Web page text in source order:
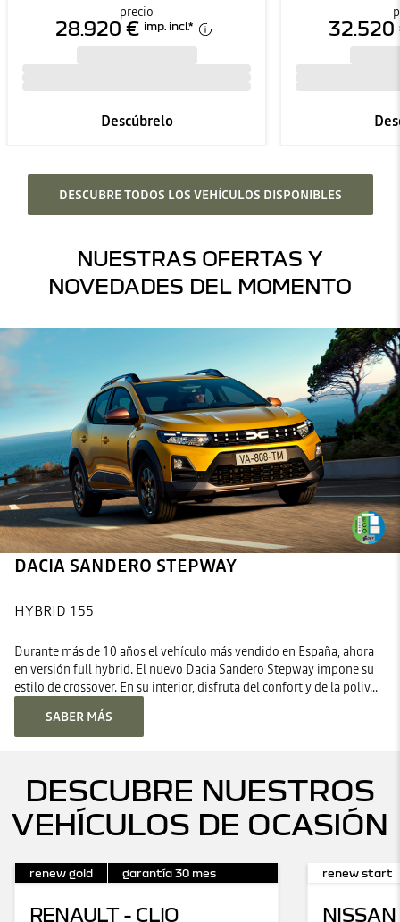
precio
28.920 € imp. incl.*
Descúbrelo
32.520
DESCUBRE TODOS LOS VEHÍCULOS DISPONIBLES
NUESTRAS OFERTAS Y
NOVEDADES DEL MOMENTO
DACIA SANDERO STEPWAY
HYBRID 155
Durante más de 10 años el vehículo más vendido en España, ahora
en versión full hybrid. El nuevo Dacia Sandero Stepway impone su
estilo de crossover. En su interior, disfruta del confort y de la poliv...
SABER MÁS
DESCUBRE NUESTROS
VEHÍCULOS DE OCASIÓN
renew gold garantía 30 mes
RENAULT - CLIO
renew start